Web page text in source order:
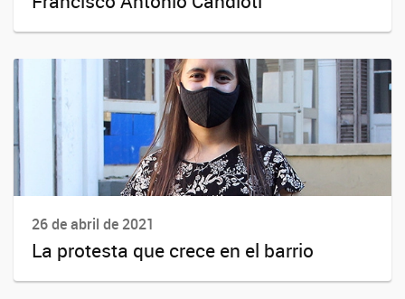
26 de abril de 2021
La protesta que crece en el barrio